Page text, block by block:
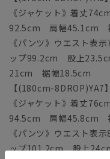
《ジャケット》着丈
92.5cm 肩幅45.1cm
《パンツ》ウエスト
ップ99.2cm 股上
21cm 裾幅18.5cm
【(180cm-8DROP)YA7】
《ジャケット》着丈
94.5cm 肩幅45.8cm
《パンツ》ウエスト
ップ101.2cm 股上